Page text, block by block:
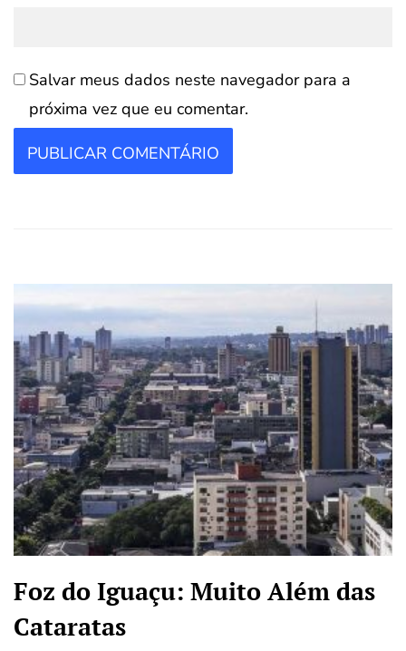
Salvar meus dados neste navegador para a
próxima vez que eu comentar.
Foz do Iguaçu: Muito Além das
Cataratas